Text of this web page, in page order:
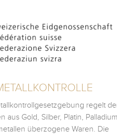
regelt
aus Gold, Silber, Platin, Palladium
überzogene Waren. Die